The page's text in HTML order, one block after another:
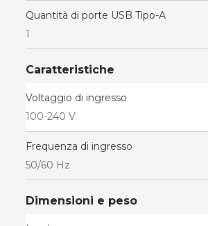
Quantità di porte USB Tipo-A
1
Caratteristiche
Voltaggio di ingresso
100-240 V
Frequenza di ingresso
50/60 Hz
Dimensioni e peso